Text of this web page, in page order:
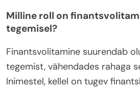
Milline roll on
tegemisel?
Finantsvolitamine suurendab
tegemist, vähendades rahaga
Inimestel, kellel on tugev